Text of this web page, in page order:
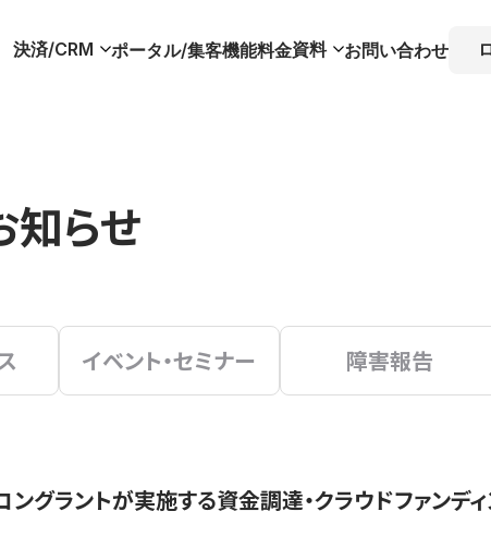
決済/CRM ポータル/集客機能料金資料 お問い合わせ
知らせ
イベント・セミナー 障害報告
ングラントが実施する資金調達・クラウドファンデ